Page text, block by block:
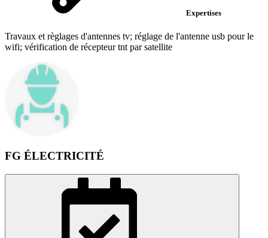
Expertises
Travaux et règlages d'antennes tv; réglage de l'antenne usb pour le
wifi; vérification de récepteur tnt par satellite
FG ÉLECTRICITÉ